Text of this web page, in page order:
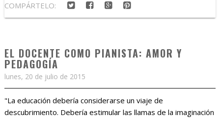
COMPÁRTELO:
EL DOCENTE COMO PIANISTA: AMOR Y
PEDAGOGÍA
lunes, 20 de julio de 2015
"La educación debería considerarse un viaje de
descubrimiento. Debería estimular las llamas de la imaginación